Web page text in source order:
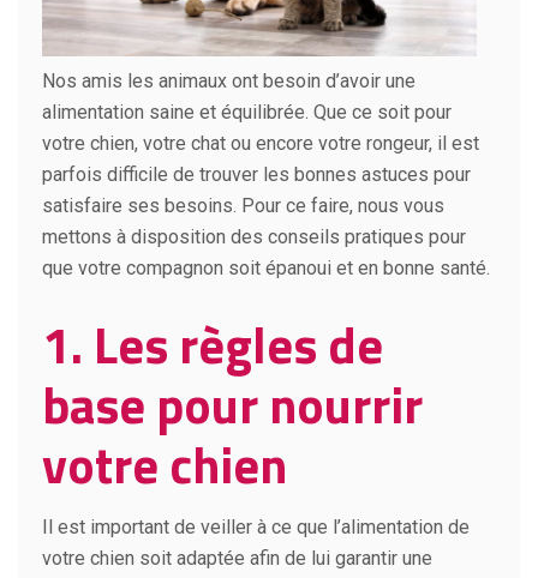
Nos amis les animaux ont besoin d’avoir une
alimentation saine et équilibrée. Que ce soit pour
votre chien, votre chat ou encore votre rongeur, il est
parfois difficile de trouver les bonnes astuces pour
satisfaire ses besoins. Pour ce faire, nous vous
mettons à disposition des conseils pratiques pour
que votre compagnon soit épanoui et en bonne santé.
1. Les règles de
base pour nourrir
votre chien
Il est important de veiller à ce que l’alimentation de
votre chien soit adaptée afin de lui garantir une